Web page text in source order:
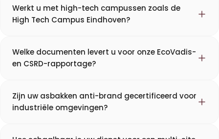
Werkt u met high-tech campussen zoals de
High Tech Campus Eindhoven?
Welke documenten levert u voor onze EcoVadis-
en CSRD-rapportage?
Zijn uw asbakken anti-brand gecertificeerd voor
industriële omgevingen?